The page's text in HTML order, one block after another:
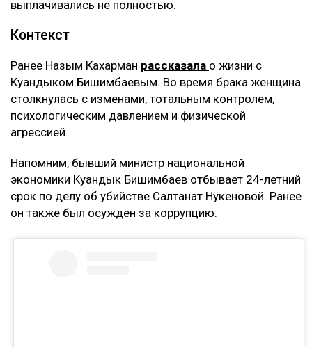
выплачивались не полностью.
Контекст
Ранее Назым Кахарман рассказала о жизни с
Куандыком Бишимбаевым. Во время брака женщина
столкнулась с изменами, тотальным контролем,
психологическим давлением и физической
агрессией.
Напомним, бывший министр национальной
экономики Куандык Бишимбаев отбывает 24-летний
срок по делу об убийстве Салтанат Нукеновой. Ранее
он также был осужден за коррупцию.